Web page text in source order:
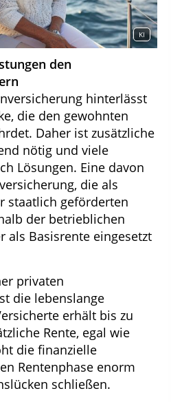
KI
den
hinterlässt
die den gewohnten
Daher ist zusätzliche
nötig und viele
Lösungen. Eine davon
die als
staatlich geförderten
der betrieblichen
als Basisrente eingesetzt
privaten
die lebenslange
erhält bis zu
Rente, egal wie
die finanzielle
Rentenphase enorm
schließen.